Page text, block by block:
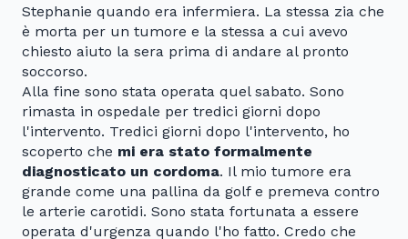
Stephanie quando era infermiera. La stessa zia che
è morta per un tumore e la stessa a cui avevo
chiesto aiuto la sera prima di andare al pronto
soccorso.
Alla fine sono stata operata quel sabato. Sono
rimasta in ospedale per tredici giorni dopo
l'intervento. Tredici giorni dopo l'intervento, ho
scoperto che mi era stato formalmente
diagnosticato un cordoma. Il mio tumore era
grande come una pallina da golf e premeva contro
le arterie carotidi. Sono stata fortunata a essere
operata d'urgenza quando l'ho fatto. Credo che